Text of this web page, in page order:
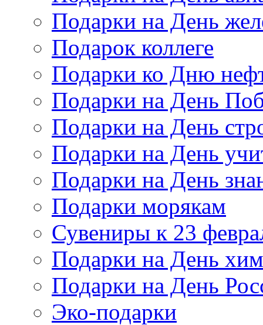
Подарки на День
Подарок коллеге
Подарки ко Дню
Подарки на День
Подарки на День
Подарки на День
Подарки на День
Подарки морякам
Сувениры к 23
Подарки на День
Подарки на День
Эко-подарки